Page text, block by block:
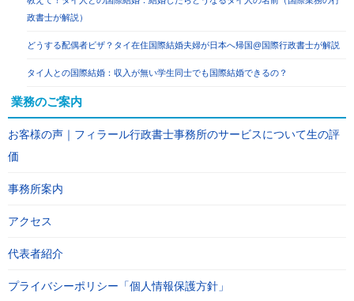
政書士が解説）
どうする配偶者ビザ？タイ在住国際結婚夫婦が日本へ帰国@国際行政書士が解説
タイ人との国際結婚：収入が無い学生同士でも国際結婚できるの？
業務のご案内
お客様の声｜フィラール行政書士事務所のサービスについて生の評
価
事務所案内
アクセス
代表者紹介
プライバシーポリシー「個人情報保護方針」